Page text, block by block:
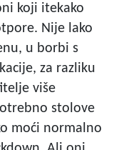
koji itekako
Nije lako
u borbi s
za razliku
više
stolove
moći normalno